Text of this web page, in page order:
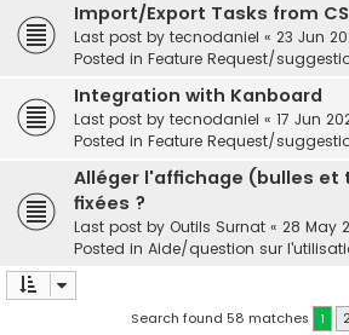
Import/Export Tasks from
Last post by tecnodaniel « 23 Jun
Posted in Feature Request/
Integration with Kanboard
Last post by tecnodaniel « 17 Jun
Posted in Feature Request/
Alléger l'affichage (bulles et
fixées ?
Last post by Outils Surnat « 28 May
Posted in Aide/question sur
Search found 58 matches 1